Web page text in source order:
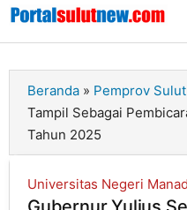
Lewati
Beranda » Pemprov Sulut
Tampil Sebagai
Tahun 2025
Universitas Negeri